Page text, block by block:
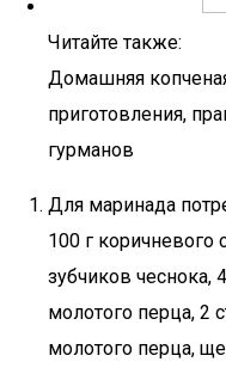
Читайте также:
Домашняя
приготовления,
гурманов
Для маринада
100 г коричневого
зубчиков чеснока,
молотого перца, 2
молотого перца,